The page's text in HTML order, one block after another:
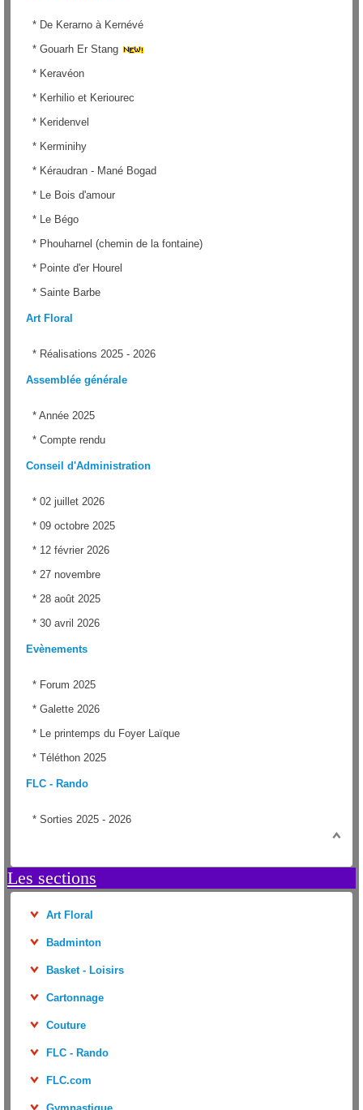
* De Kerarno à Kernévé
* Gouarh Er Stang
* Keravéon
* Kerhilio et Keriourec
* Keridenvel
* Kerminihy
* Kéraudran - Mané Bogad
* Le Bois d'amour
* Le Bégo
* Phouharnel (chemin de la fontaine)
* Pointe d'er Hourel
* Sainte Barbe
Art Floral
* Réalisations 2025 - 2026
Assemblée générale
* Année 2025
* Compte rendu
Conseil d'Administration
* 02 juillet 2026
* 09 octobre 2025
* 12 février 2026
* 27 novembre
* 28 août 2025
* 30 avril 2026
Evènements
* Forum 2025
* Galette 2026
* Le printemps du Foyer Laïque
* Téléthon 2025
FLC - Rando
* Sorties 2025 - 2026
Les sections
Art Floral
Badminton
Basket - Loisirs
Cartonnage
Couture
FLC - Rando
FLC.com